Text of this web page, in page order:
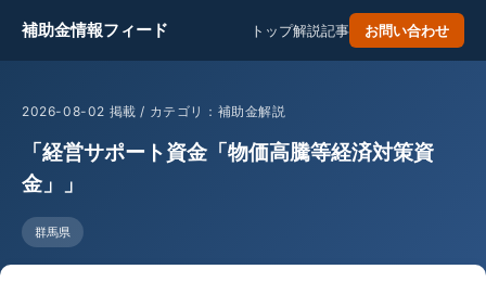
補助金情報フィード トップ解説記事 お問い合わせ
2026-08-02 掲載 / カテゴリ：補助金解説
「経営サポート資金「物価高騰等経済対策資
金」」
群馬県